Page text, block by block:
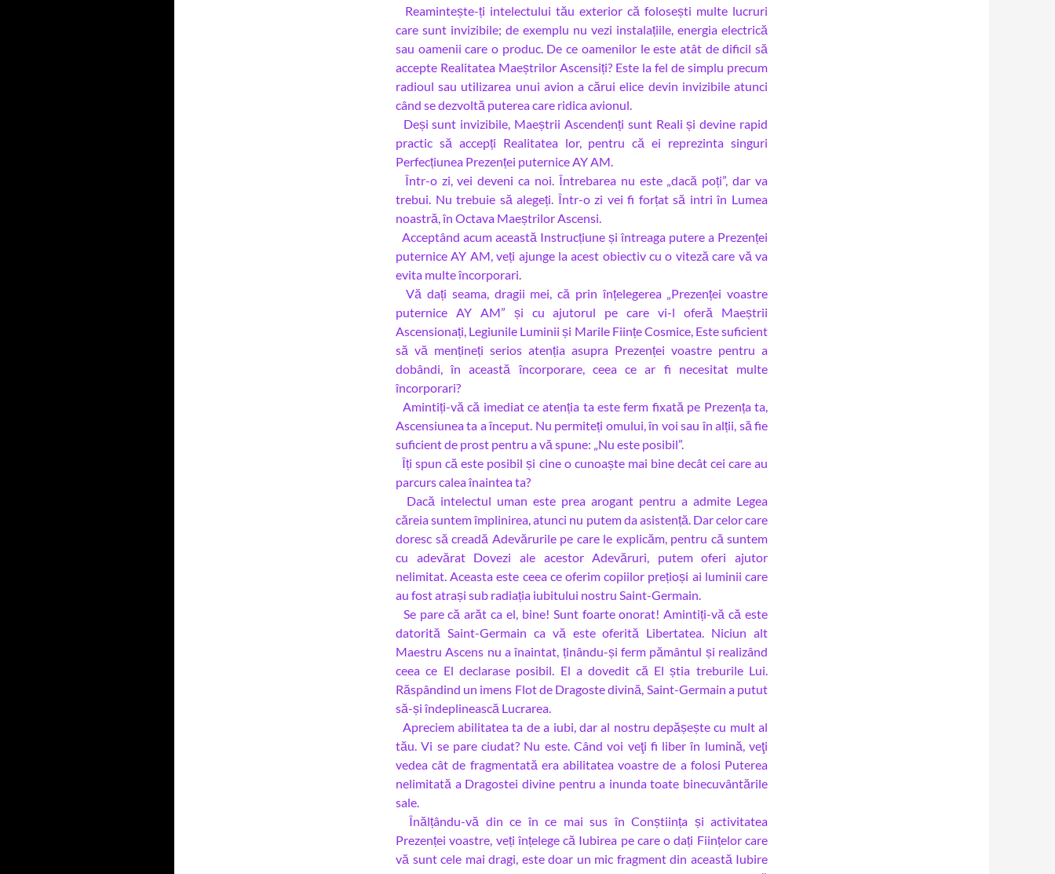
Reamintește-ți intelectului tău exterior că folosești multe lucruri
care sunt invizibile; de exemplu nu vezi instalațiile, energia electrică
sau oamenii care o produc. De ce oamenilor le este atât de dificil să
accepte Realitatea Maeștrilor Ascensiți? Este la fel de simplu precum
radioul sau utilizarea unui avion a cărui elice devin invizibile atunci
când se dezvoltă puterea care ridica avionul.
Deși sunt invizibile, Maeștrii Ascendenți sunt Reali și devine rapid
practic să accepți Realitatea lor, pentru că ei reprezinta singuri
Perfecțiunea Prezenței puternice AY AM.
Într-o zi, vei deveni ca noi. Întrebarea nu este „dacă poți”, dar va
trebui. Nu trebuie să alegeți. Într-o zi vei fi forțat să intri în Lumea
noastră, în Octava Maeștrilor Ascensi.
Acceptând acum această Instrucțiune și întreaga putere a Prezenței
puternice AY AM, veți ajunge la acest obiectiv cu o viteză care vă va
evita multe încorporari.
Vă dați seama, dragii mei, că prin înțelegerea „Prezenței voastre
puternice AY AM” și cu ajutorul pe care vi-l oferă Maeștrii
Ascensionați, Legiunile Luminii și Marile Ființe Cosmice, Este suficient
să vă mențineți serios atenția asupra Prezenței voastre pentru a
dobândi, în această încorporare, ceea ce ar fi necesitat multe
încorporari?
Amintiți-vă că imediat ce atenția ta este ferm fixată pe Prezența ta,
Ascensiunea ta a început. Nu permiteți omului, în voi sau în alții, să fie
suficient de prost pentru a vă spune: „Nu este posibil”.
Îți spun că este posibil și cine o cunoaște mai bine decât cei care au
parcurs calea înaintea ta?
Dacă intelectul uman este prea arogant pentru a admite Legea
căreia suntem împlinirea, atunci nu putem da asistență. Dar celor care
doresc să creadă Adevărurile pe care le explicăm, pentru că suntem
cu adevărat Dovezi ale acestor Adevăruri, putem oferi ajutor
nelimitat. Aceasta este ceea ce oferim copiilor prețioși ai luminii care
au fost atrași sub radiația iubitului nostru Saint-Germain.
Se pare că arăt ca el, bine! Sunt foarte onorat! Amintiți-vă că este
datorită Saint-Germain ca vă este oferită Libertatea. Niciun alt
Maestru Ascens nu a înaintat, ținându-și ferm pământul și realizând
ceea ce El declarase posibil. El a dovedit că El știa treburile Lui.
Răspândind un imens Flot de Dragoste divină, Saint-Germain a putut
să-și îndeplinească Lucrarea.
Apreciem abilitatea ta de a iubi, dar al nostru depășește cu mult al
tău. Vi se pare ciudat? Nu este. Când voi veţi fi liber în lumină, veţi
vedea cât de fragmentată era abilitatea voastre de a folosi Puterea
nelimitată a Dragostei divine pentru a inunda toate binecuvântările
sale.
Înălțându-vă din ce în ce mai sus în Conștiința și activitatea
Prezenței voastre, veți înțelege că Iubirea pe care o dați Ființelor care
vă sunt cele mai dragi, este doar un mic fragment din această Iubire